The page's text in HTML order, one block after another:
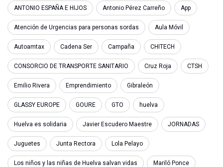
ANTONIO ESPAÑA E HIJOS Antonio Pérez Carreño App
Atención de Urgencias para personas sordas Aula Móvil
Autoamtax Cadena Ser Campaña CHITECH
CONSORCIO DE TRANSPORTE SANITARIO Cruz Roja CTSH
Emilio Rivera Emprendimiento Gibraleón
GLASSY EUROPE GOURE GTO huelva
Huelva es solidaria Javier Escudero Maestre JORNADAS
Juguetes Junta Rectora Lola Pelayo
Los niños y las niñas de Huelva salvan vidas Mariló Ponce